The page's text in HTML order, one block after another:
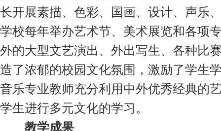
长开展素描、色彩、国画、设计、声乐
学校每年举办艺术节、美术展览和各项
外的大型文艺演出、外出写生、各种比
造了浓郁的校园文化氛围，激励了学生
音乐专业教师充分利用中外优秀经典的
学生进行多元文化的学习。
教学成果